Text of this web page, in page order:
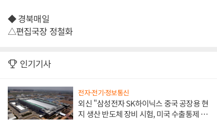
◆ 경북매일
△편집국장 정철화
인기기사
전자·전기·정보통신
외신 "삼성전자 SK하이닉스 중국 공장용 현
지 생산 반도체 장비 시험, 미국 수출통제 대